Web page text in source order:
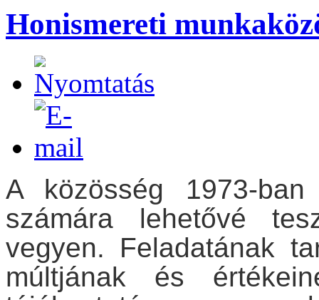
Honismereti
A közösség 1973-
számára lehetővé
vegyen. Feladatának
múltjának és